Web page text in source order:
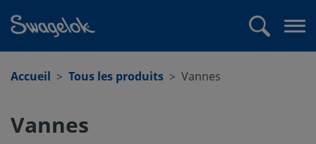
Accueil
Tous les produits Vannes
Vannes